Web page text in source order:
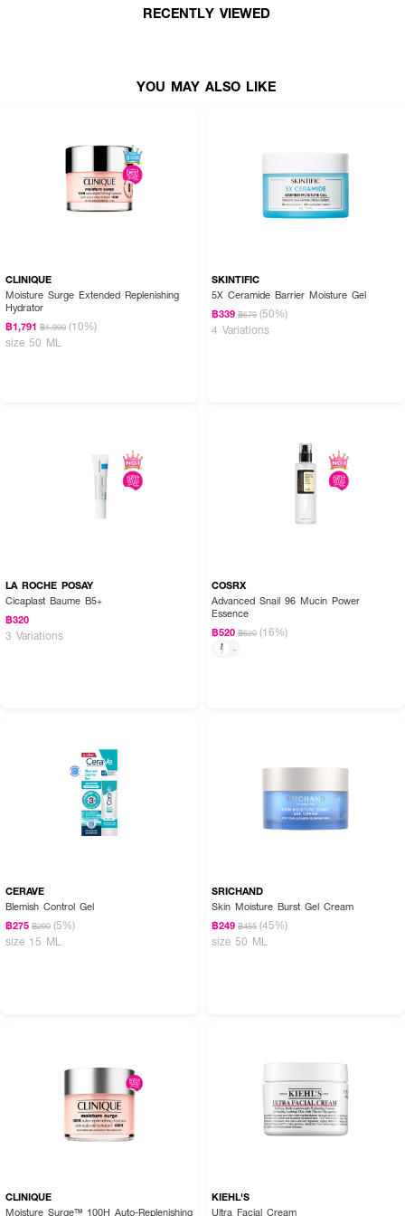
· ช่วยปรับสมดุล และทำให้ผิวหน้าทนทานต่อเรตินอลมากขึ้น
· สำหรับผู้เริ่มใช้ ควรใช้ 2-3 ครั้งต่อสัปดาห์ จากนั้นค่อยเพิ่มความถี่ในการใช้เมื่อ
ผิวคุ้นชินกับเรตินอล
· หยุดใช้ทันที หรือลดความถี่ในการใช้ลง เมื่อรู้สึกถึงอาการแพ้
RECENTLY VIEWED
YOU MAY ALSO LIKE
CLINIQUE
Moisture Surge Extended Replenishing
Hydrator
฿1,791 ฿1,990 (10%)
size 50 ML
SKINTIFIC
5X Ceramide Barrier Moisture Gel
฿339 ฿679 (50%)
4 Variations
LA ROCHE POSAY
Cicaplast Baume B5+
฿320
3 Variations
COSRX
Advanced Snail 96 Mucin Power
Essence
฿520 ฿620 (16%)
-
CERAVE
Blemish Control Gel
฿275 ฿290 (5%)
size 15 ML
SRICHAND
Skin Moisture Burst Gel Cream
฿249 ฿455 (45%)
size 50 ML
CLINIQUE
Moisture Surge™ 100H Auto-Replenishing
KIEHL'S
Ultra Facial Cream